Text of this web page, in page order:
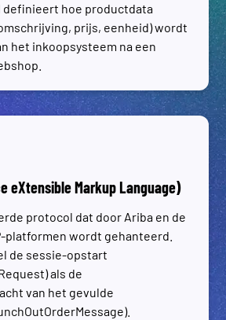
definieert hoe productdata
prijs, eenheid) wordt
het inkoopsysteem na een
eXtensible Markup Language)
protocol dat door Ariba en de
platformen wordt gehanteerd.
de sessie-opstart
als de
van het gevulde